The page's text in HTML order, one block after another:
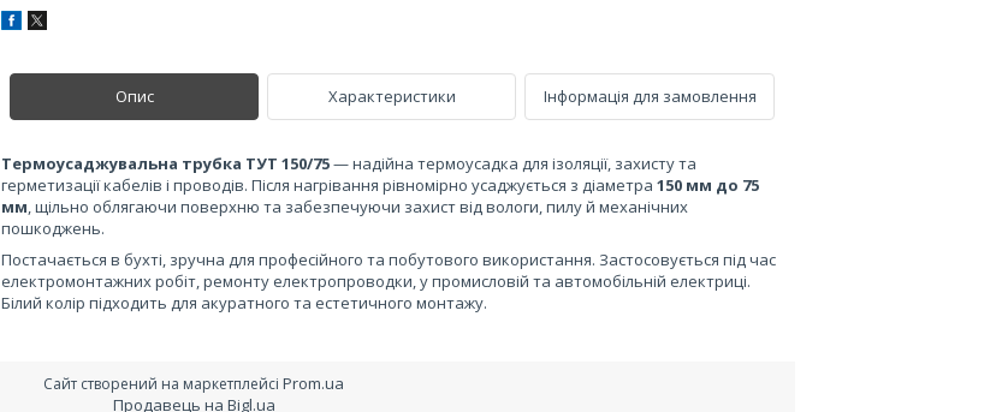
Опис Характеристики Інформація для замовлення
Термоусаджувальна трубка ТУТ 150/75— надійна термоусадка для ізоляції, захисту та
герметизації кабелів і проводів. Після нагрівання рівномірно усаджується з діаметра 150 мм до 75
мм, щільно облягаючи поверхню та забезпечуючи захист від вологи, пилу й механічних
пошкоджень.
Постачається в бухті, зручна для професійного та побутового використання. Застосовується під час
електромонтажних робіт, ремонту електропроводки, у промисловій та автомобільній електриці.
Білий колір підходить для акуратного та естетичного монтажу.
Сайт створений на маркетплейсі Prom.ua
Продавець на Bigl.ua